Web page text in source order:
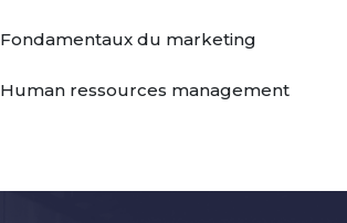
Fondamentaux du marketing
Human ressources management